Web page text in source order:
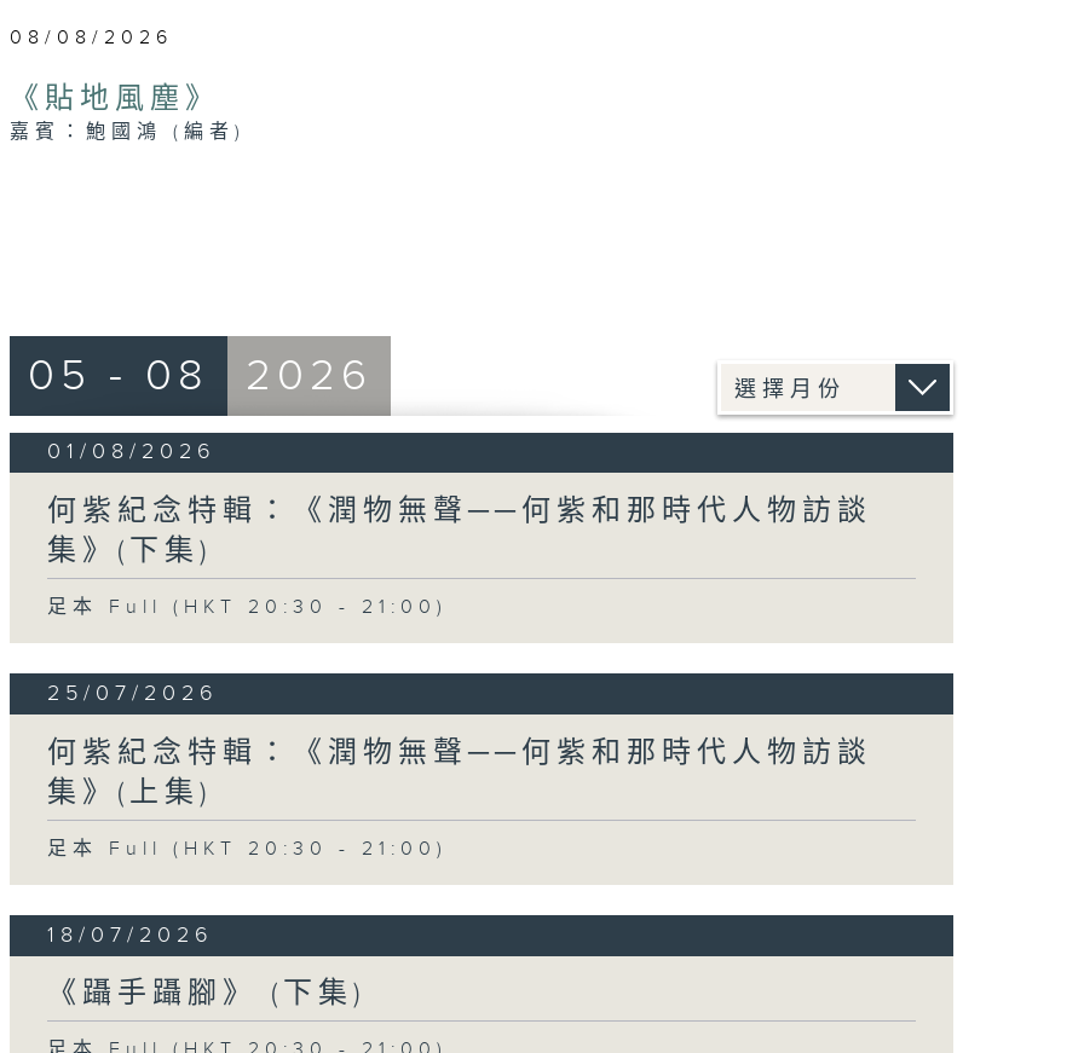
08/08/2026
《貼地風塵》
嘉賓：鮑國鴻 (編者)
05 - 08 2026
01/08/2026
何紫紀念特輯：《潤物無聲──何紫和那時代人物訪談
集》(下集)
足本 Full (HKT 20:30 - 21:00)
25/07/2026
何紫紀念特輯：《潤物無聲──何紫和那時代人物訪談
集》(上集)
足本 Full (HKT 20:30 - 21:00)
18/07/2026
《躡手躡腳》 (下集)